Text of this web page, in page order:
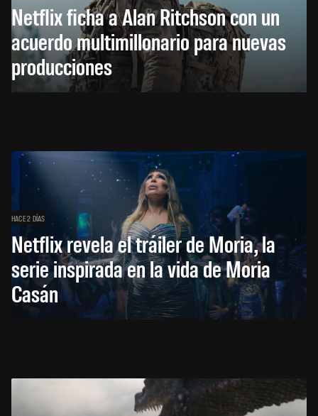
Netflix ficha a Alan Ritchson con un
acuerdo multimillonario para nuevas
producciones
HACE 2 DÍAS
Netflix revela el tráiler de Moria, la
serie inspirada en la vida de Moria
Casán